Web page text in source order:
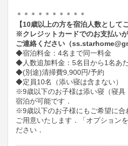
＊＊＊＊＊＊＊＊＊＊
【10歳以上の方を宿泊人数として
※クレジットカードでのお支払い
ご連絡ください（
◆宿泊料金：4名まで同一料金
◆人数追加料金：5名目から1名あ
◆(別途)清掃費9,900円/予約
◆定員10名（添い寝は含まない）
※9歳以下のお子様は添い寝（寝具
宿泊が可能です．
※9歳以下のお子様にもご希望に合
ご用意いたします．「オプション
ださい．